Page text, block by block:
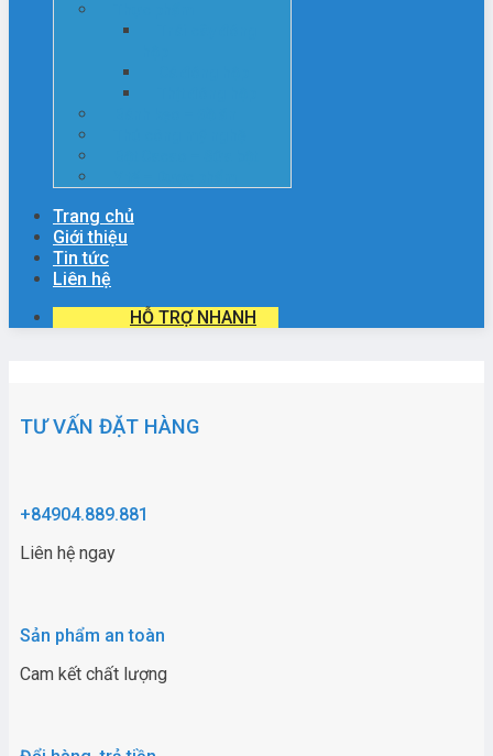
Trang chủ
Giới thiệu
Tin tức
Liên hệ
HỖ TRỢ NHANH
TƯ VẤN ĐẶT HÀNG
+84904.889.881
Liên hệ ngay
Sản phẩm an toàn
Cam kết chất lượng